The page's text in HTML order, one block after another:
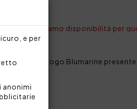
e per
anonimi
non abbiamo disponibilità per
piazzata e logo Blumarine presente